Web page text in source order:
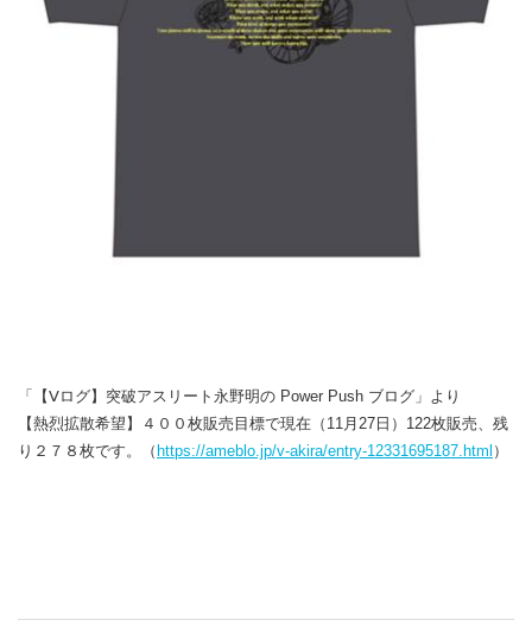
「【Ⅴログ】突破アスリート永野明の Power Push ブログ」より
【熱烈拡散希望】４００枚販売目標で現在（11月27日）122枚販売、残
り２７８枚です。（ https://ameblo.jp/v-akira/entry-12331695187.html ）